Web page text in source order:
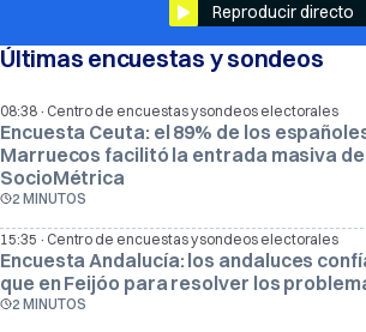
Reproducir directo
Últimas encuestas y sondeos
08:38· Centro de encuestas y sondeos electorales
Encuesta Ceuta: el 89% de los
Marruecos facilitó la entrada masiva
SocioMétrica
2 MINUTOS
15:35 · Centro de encuestas y sondeos electorales
Encuesta Andalucía: los andaluces
que en Feijóo para resolver los
2 MINUTOS